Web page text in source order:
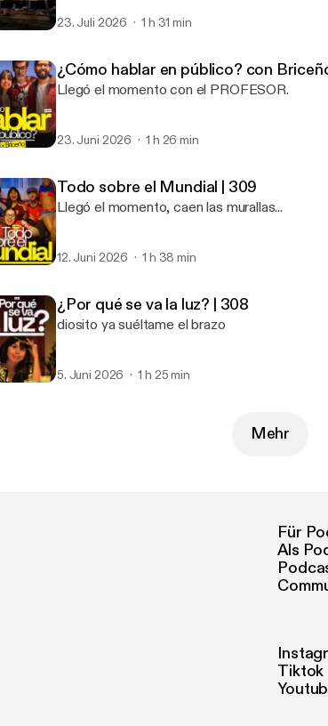
23. Juli 2026 1 h 31 min
¿Cómo hablar en público? con
Llegó el momento con el PROFESOR.
23. Juni 2026 1 h 26 min
Todo sobre el Mundial | 309
Llegó el momento, caen las murallas...
12. Juni 2026 1 h 38 min
¿Por qué se va la luz? | 308
diosito ya suéltame el brazo
5. Juni 2026 1 h 25 min
Mehr
Für
Als
Tiktok